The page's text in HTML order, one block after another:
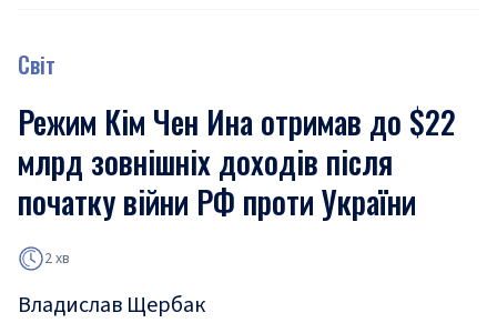
Світ
Режим Кім Чен Ина отримав до $22
млрд зовнішніх доходів після
початку війни РФ проти України
2 хв
Владислав Щербак